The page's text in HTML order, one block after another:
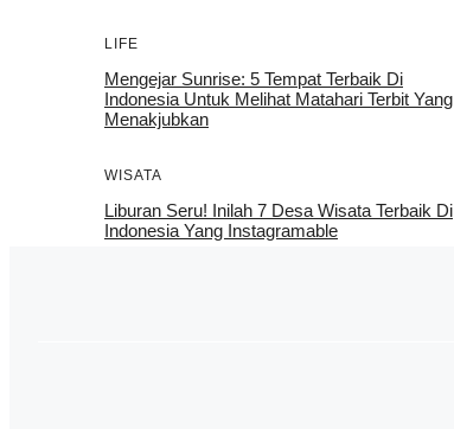
LIFE
Mengejar Sunrise: 5 Tempat Terbaik Di
Indonesia Untuk Melihat Matahari Terbit Yang
Menakjubkan
WISATA
Liburan Seru! Inilah 7 Desa Wisata Terbaik Di
Indonesia Yang Instagramable